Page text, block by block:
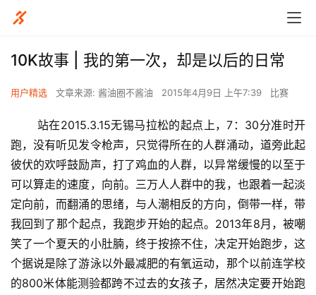
10K故事 | 我的第一次，却是以后的日常
用户精选 文章来源: 酱油圈不酱油 2015年4月9日 上午7:39 比赛
跑，没有听见发令枪声，只觉得所在的人群涌动，道旁此起
彼伏的欢呼鼓励声，打了鸡血的人群，以异常缓慢的以至于
可以算走的速度，向前。三万人人群中的我，也跟着一起淡
定向前，而翻涌的思绪，与人潮相反的方向，倒带一样，带
我回到了那个起点，我跑步开始的起点。2013年8月，被嘲
笑了一个夏天的小肚腩，终于按捺不住，决定开始跑步，这
个据说是除了游泳以外最减肥的有氧运动，那个以前连学校
的800米体能测验都跨不过去的女孩子，居然决定要开始跑